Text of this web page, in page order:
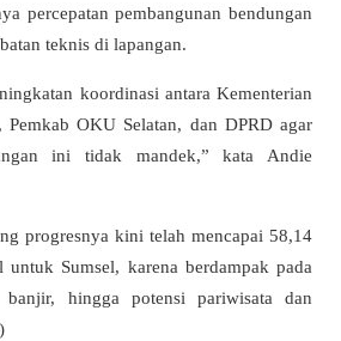
percepatan pembangunan bendungan
teknis di lapangan.
koordinasi antara Kementerian
Pemkab OKU Selatan, dan DPRD agar
ini tidak mandek,” kata Andie
progresnya kini telah mencapai 58,14
Sumsel, karena berdampak pada
banjir, hingga potensi pariwisata dan